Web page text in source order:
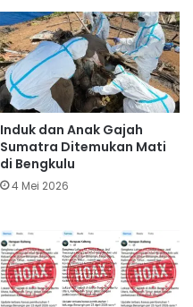
Induk dan Anak Gajah
Sumatra Ditemukan Mati
di Bengkulu
4 Mei 2026